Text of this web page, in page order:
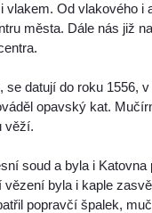
Od vlakového i
města. Dále nás již
datují do roku 1556, v
opavský kat.
věží.
soud a byla i Katovna
byla i kaple
popravčí špalek,